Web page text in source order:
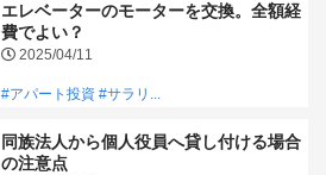
エレベーターのモーターを交換。全額経
費でよい？
2025/04/11
#アパート投資 #サラリ...
同族法人から個人役員へ貸し付ける場合
の注意点